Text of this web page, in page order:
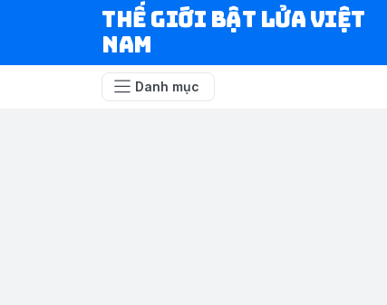
Thế Giới Bật Lửa Việt
Nam
Danh mục